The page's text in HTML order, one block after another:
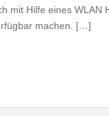
mit Hilfe eines
machen. […]